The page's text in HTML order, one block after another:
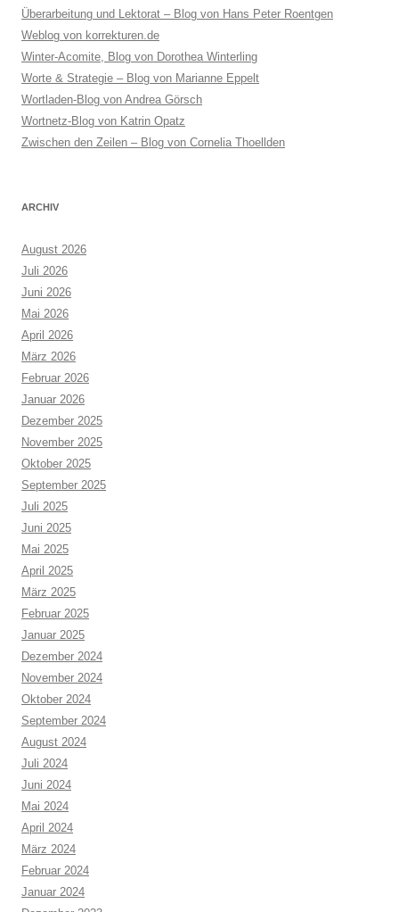
Überarbeitung und Lektorat – Blog von Hans Peter Roentgen
Weblog von korrekturen.de
Winter-Acomite, Blog von Dorothea Winterling
Worte & Strategie – Blog von Marianne Eppelt
Wortladen-Blog von Andrea Görsch
Wortnetz-Blog von Katrin Opatz
Zwischen den Zeilen – Blog von Cornelia Thoellden
ARCHIV
August 2026
Juli 2026
Juni 2026
Mai 2026
April 2026
März 2026
Februar 2026
Januar 2026
Dezember 2025
November 2025
Oktober 2025
September 2025
Juli 2025
Juni 2025
Mai 2025
April 2025
März 2025
Februar 2025
Januar 2025
Dezember 2024
November 2024
Oktober 2024
September 2024
August 2024
Juli 2024
Juni 2024
Mai 2024
April 2024
März 2024
Februar 2024
Januar 2024